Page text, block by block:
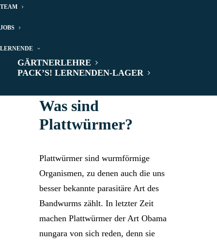
TEAM
JOBS
LERNENDE
GÄRTNERLEHRE
PACK’S! LERNENDEN-LAGER
Was sind
Plattwürmer?
Plattwürmer sind wurmförmige
Organismen, zu denen auch die uns
besser bekannte parasitäre Art des
Bandwurms zählt. In letzter Zeit
machen Plattwürmer der Art Obama
nungara von sich reden, denn sie